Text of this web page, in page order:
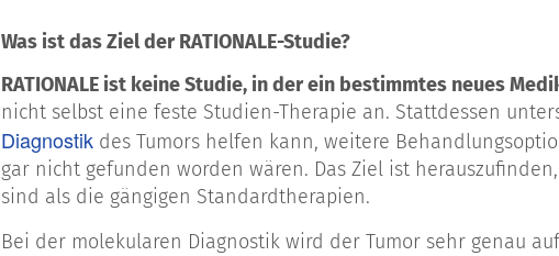
Was ist das Ziel der RATIONALE-Studie?
RATIONALE ist keine Studie, in der ein bestimmtes neues
nicht selbst eine feste Studien-Therapie an. Stattdessen
Diagnostik des Tumors helfen kann, weitere
gar nicht gefunden worden wären. Das Ziel ist
sind als die gängigen Standardtherapien.
Bei der molekularen Diagnostik wird der Tumor sehr genau